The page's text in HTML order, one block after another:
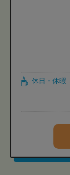
休日・休暇